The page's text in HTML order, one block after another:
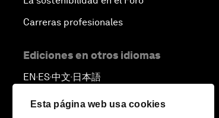
Esta página web usa cookies
Carreras profesionales
Ediciones en otros idiomas
EN ▪ ES▪中文▪ 日本語